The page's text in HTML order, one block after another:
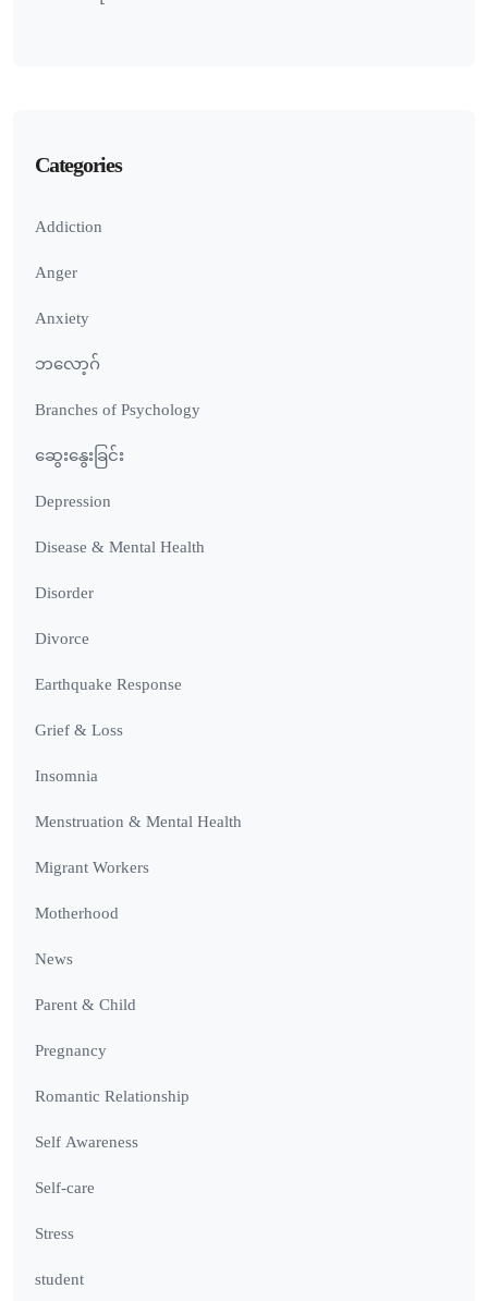
Categories
Addiction
Anger
Anxiety
ဘလော့ဂ်
Branches of Psychology
ဆွေးနွေးခြင်း
Depression
Disease & Mental Health
Disorder
Divorce
Earthquake Response
Grief & Loss
Insomnia
Menstruation & Mental Health
Migrant Workers
Motherhood
News
Parent & Child
Pregnancy
Romantic Relationship
Self Awareness
Self-care
Stress
student